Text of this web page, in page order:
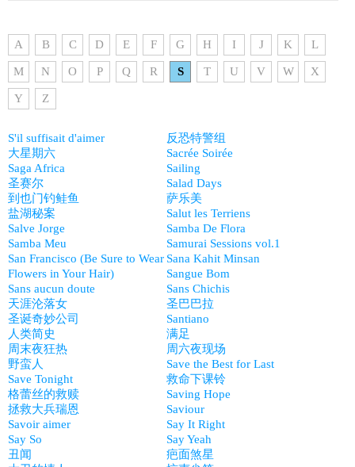
A B C D E F G H I J K L
M N O P Q R S T U V W X
Y Z
S'il suffisait d'aimer
反恐特警组
大星期六
Sacrée Soirée
Saga Africa
Sailing
圣赛尔
Salad Days
到也门钓鲑鱼
萨乐美
盐湖秘案
Salut les Terriens
Salve Jorge
Samba De Flora
Samba Meu
Samurai Sessions vol.1
San Francisco (Be Sure to Wear
Flowers in Your Hair)
Sana Kahit Minsan
Sangue Bom
Sans aucun doute
Sans Chichis
天涯沦落女
圣巴巴拉
圣诞奇妙公司
Santiano
人类简史
满足
周末夜狂热
周六夜现场
野蛮人
Save the Best for Last
Save Tonight
救命下课铃
格蕾丝的救赎
Saving Hope
拯救大兵瑞恩
Saviour
Savoir aimer
Say It Right
Say So
Say Yeah
丑闻
疤面煞星